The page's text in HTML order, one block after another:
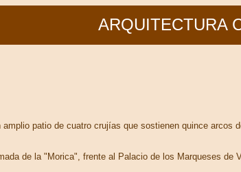
ARQUITECTURA
patio de cuatro crujías que sostienen quince
de la "Morica", frente al Palacio de los Marqueses de